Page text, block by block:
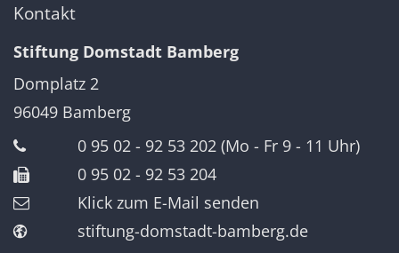
Kontakt
Stiftung Domstadt Bamberg
Domplatz 2
96049 Bamberg
0 95 02 - 92 53 202 (Mo - Fr 9 - 11 Uhr)
0 95 02 - 92 53 204
Klick zum E-Mail senden
stiftung-domstadt-bamberg.de